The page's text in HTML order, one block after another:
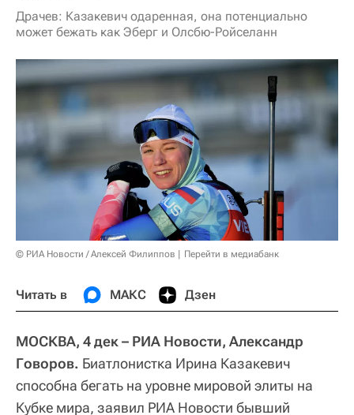
Драчев: Казакевич одаренная, она потенциально
может бежать как Эберг и Олсбю-Ройселанн
© РИА Новости / Алексей Филиппов Перейти в медиабанк
Читать в МАКС Дзен
МОСКВА, 4 дек – РИА Новости, Александр
Говоров. Биатлонистка Ирина Казакевич
способна бегать на уровне мировой элиты на
Кубке мира, заявил РИА Новости бывший